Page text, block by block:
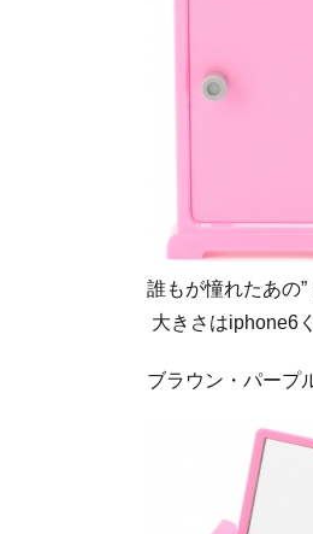
誰もが憧れたあの”
大きさはiphone6
ブラウン・パープ